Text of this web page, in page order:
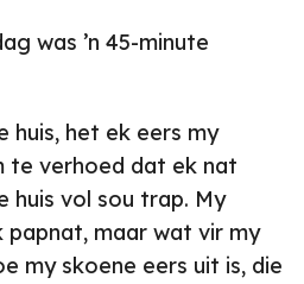
was ’n 45-minute
huis, het ek eers my
te verhoed dat ek nat
huis vol sou trap. My
papnat, maar wat vir my
my skoene eers uit is, die